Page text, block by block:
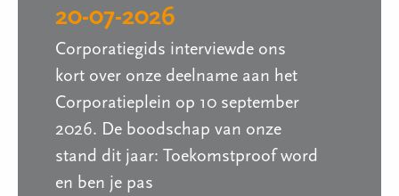
20-07-2026
Corporatiegids interviewde ons
kort over onze deelname aan het
Corporatieplein op 10 september
2026. De boodschap van onze
stand dit jaar: Toekomstproof word
en ben je pas